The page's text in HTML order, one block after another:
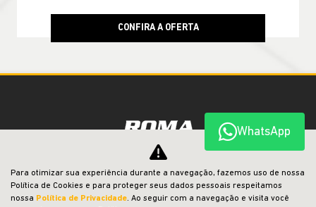
CONFIRA A OFERTA
WhatsApp
CNPJ: 16.620.114/0004-17
Para otimizar sua experiência durante a navegação, fazemos uso de nossa
Política de Cookies e para proteger seus dados pessoais respeitamos
nossa Política de Privacidade. Ao seguir com a navegação e visita você